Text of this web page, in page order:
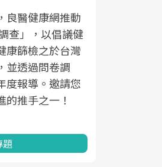
良醫健康網推動
查」，以倡議健
康篩檢之於台灣
並透過問卷調
度報導。邀請您
推手之一！